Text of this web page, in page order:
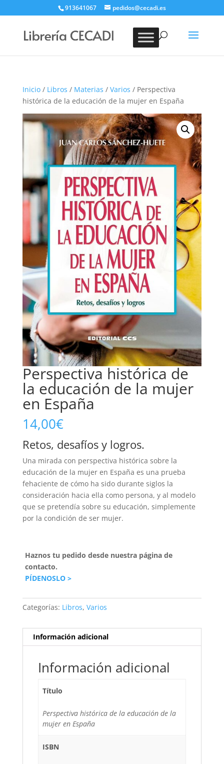
913641067 pedidos@cecadi.es
BUSCAR
Inicio/ Libros / Materias / Varios / Perspectiva
histórica de la educación de la mujer en España
Perspectiva histórica de
la educación de la mujer
en España
14,00€
Retos, desafíos y logros.
Una mirada con perspectiva histórica sobre la
educación de la mujer en España es una prueba
fehaciente de cómo ha sido durante siglos la
consideración hacia ella como persona, y al modelo
que se pretendía sobre su educación, simplemente
por la condición de ser mujer.
Haznos tu pedido desde nuestra página de
contacto.
PÍDENOSLO >
Categorías: Libros, Varios
Información adicional
Información adicional
Título
Perspectiva histórica de la educación de la
mujer en España
ISBN